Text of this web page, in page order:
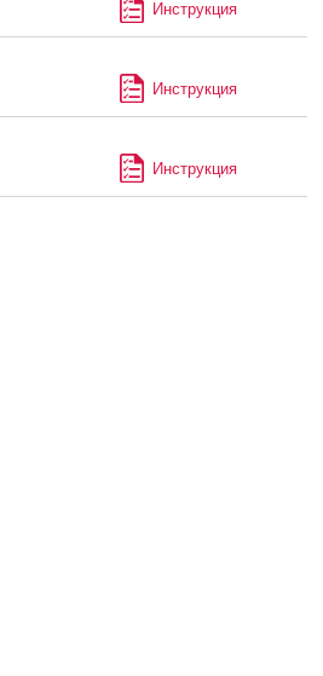
Инструкция
Инструкция
Инструкция